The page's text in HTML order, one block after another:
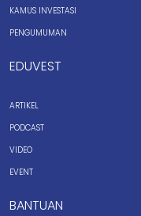
KAMUS INVESTASI
PENGUMUMAN
EDUVEST
ARTIKEL
PODCAST
VIDEO
EVENT
BANTUAN